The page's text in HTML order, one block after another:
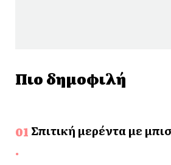
Πιο δημοφιλή
Σπιτική μερέντα με